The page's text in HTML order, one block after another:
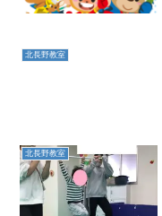
北長野教室
北長野教室